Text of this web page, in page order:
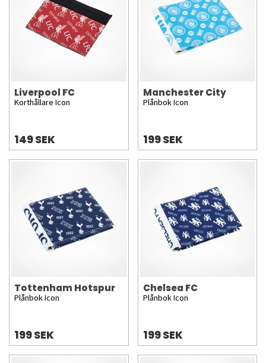
Liverpool FC
Korthållare Icon
149 SEK
Manchester City
Plånbok Icon
199 SEK
Tottenham Hotspur
Plånbok Icon
199 SEK
Chelsea FC
Plånbok Icon
199 SEK